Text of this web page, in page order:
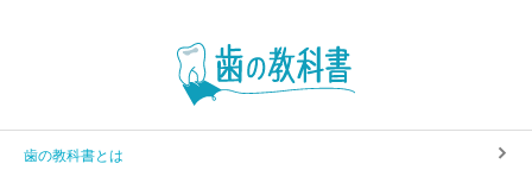
歯の教科書とは